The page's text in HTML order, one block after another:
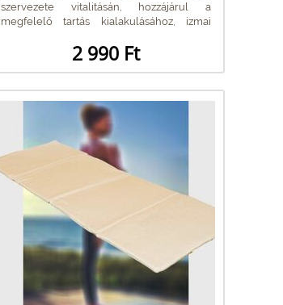
szervezete vitalitásán, hozzájárul a
megfelelő tartás kialakulásához, izmai
2 990 Ft